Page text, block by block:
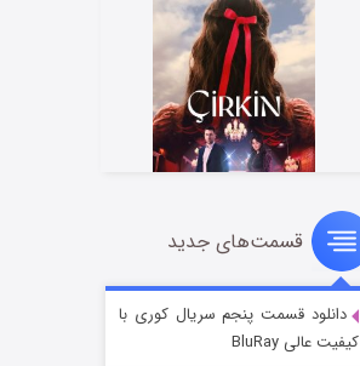
سریال زشت
قسمت۵ (زیرنویس) منتشر شد
قسمت‌های جدید
دانلود قسمت پنجم سریال کوری با
کیفیت عالی BluRay